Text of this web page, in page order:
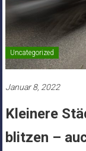
Uncategorized
Januar 8, 2022
Kleinere
blitzen –